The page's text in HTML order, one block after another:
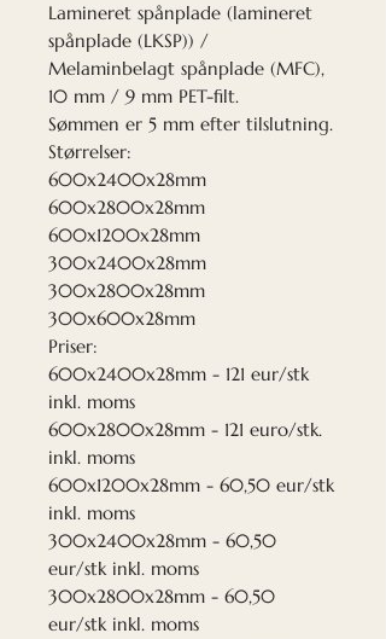
Lamineret spånplade (lamineret
spånplade (LKSP)) /
Melaminbelagt spånplade (MFC),
10 mm / 9 mm PET-filt.
Sømmen er 5 mm efter tilslutning.
Størrelser:
600x2400x28mm
600x2800x28mm
600x1200x28mm
300x2400x28mm
300x2800x28mm
300x600x28mm
Priser:
600x2400x28mm - 121 eur/stk
inkl. moms
600x2800x28mm - 121 euro/stk.
inkl. moms
600x1200x28mm - 60,50 eur/stk
inkl. moms
300x2400x28mm - 60,50
eur/stk inkl. moms
300x2800x28mm - 60,50
eur/stk inkl. moms